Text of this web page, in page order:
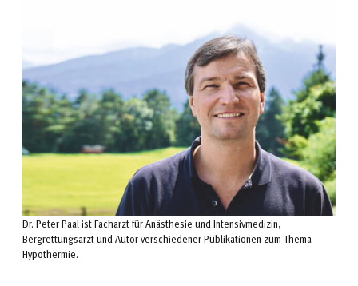
Dr. Peter Paal ist Facharzt für Anästhesie und Intensivmedizin,
Bergrettungsarzt und Autor verschiedener Publikationen zum Thema
Hypothermie.